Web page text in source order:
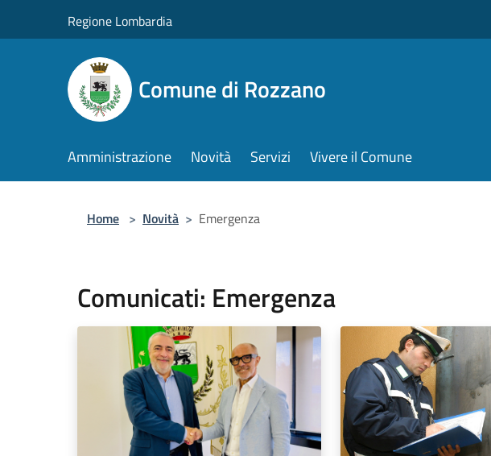
Regione Lombardia
Comune di Rozzano
Amministrazione Novità Servizi Vivere il Comune
Home > Novità > Emergenza
Comunicati: Emergenza